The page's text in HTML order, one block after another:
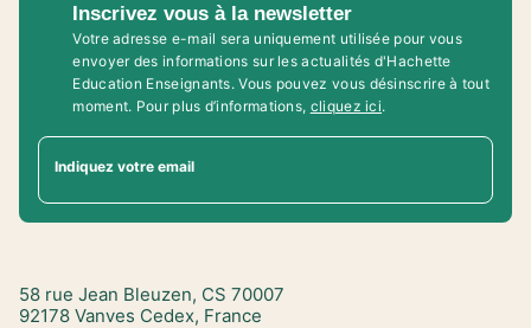
Inscrivez vous à la newsletter
Votre adresse e-mail sera uniquement utilisée pour vous
envoyer des informations sur les actualités d'Hachette
Education Enseignants. Vous pouvez vous désinscrire à tout
moment. Pour plus d’informations, cliquez ici.
Indiquez votre email
58 rue Jean Bleuzen, CS 70007
92178 Vanves Cedex, France